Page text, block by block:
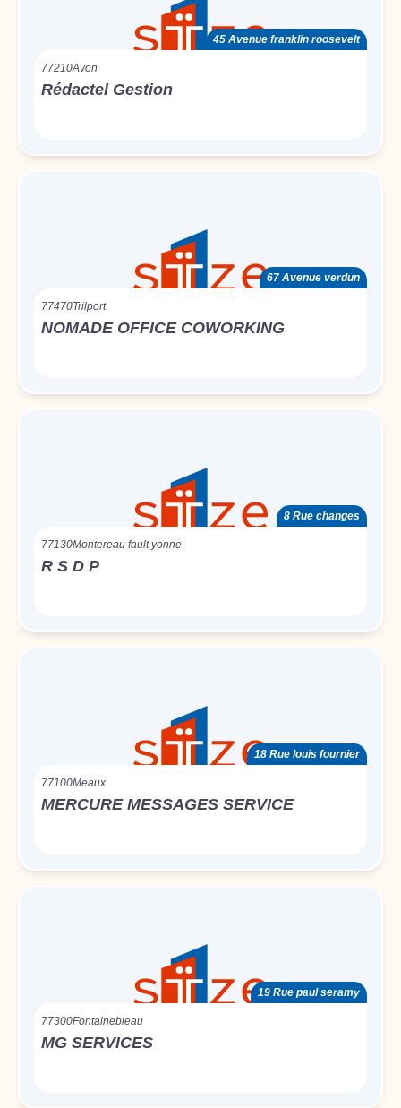
45 Avenue franklin roosevelt
77210Avon
Rédactel Gestion
67 Avenue verdun
77470Trilport
NOMADE OFFICE COWORKING
8 Rue changes
77130Montereau fault yonne
R S D P
18 Rue louis fournier
77100Meaux
MERCURE MESSAGES SERVICE
19 Rue paul seramy
77300Fontainebleau
MG SERVICES